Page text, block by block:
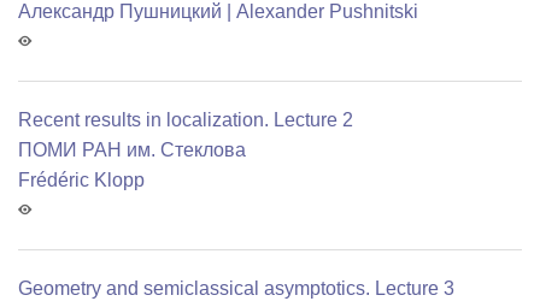
Александр Пушницкий | Alexander Pushnitski
Recent results in localization. Lecture 2
ПОМИ РАН им. Стеклова
Frédéric Klopp
Geometry and semiclassical asymptotics. Lecture 3